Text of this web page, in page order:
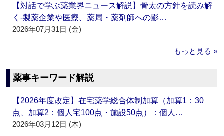
【対話で学ぶ薬業界ニュース解説】骨太の方針を読み解
く‐製薬企業や医療、薬局・薬剤師への影…
2026年07月31日 (金)
もっと見る »
薬事キーワード解説
【2026年度改定】在宅薬学総合体制加算（加算1：30
点、加算2：個人宅100点・施設50点）：個人…
2026年03月12日 (木)